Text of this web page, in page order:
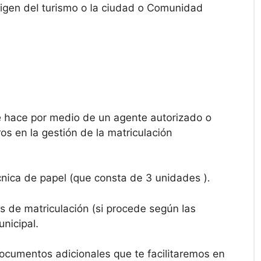
del turismo o la ciudad o Comunidad
por medio de un agente autorizado o
en la gestión de la matriculación
de papel (que consta de 3 unidades ).
de matriculación (si procede según las
adicionales que te facilitaremos en